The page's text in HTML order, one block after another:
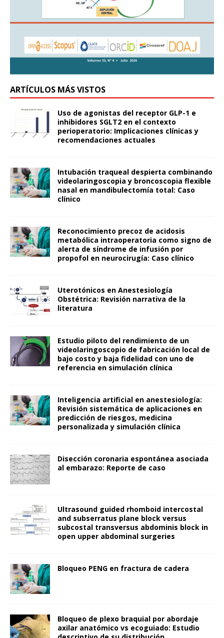
ARTÍCULOS MÁS VISTOS
Uso de agonistas del receptor GLP-1 e
inhibidores SGLT2 en el contexto
perioperatorio: Implicaciones clínicas y
recomendaciones actuales
Intubación traqueal despierta combinando
videolaringoscopia y broncoscopia flexible
nasal en mandibulectomía total: Caso
clínico
Reconocimiento precoz de acidosis
metabólica intraoperatoria como signo de
alerta de síndrome de infusión por
propofol en neurocirugía: Caso clínico
Uterotónicos en Anestesiología
Obstétrica: Revisión narrativa de la
literatura
Estudio piloto del rendimiento de un
videolaringoscopio de fabricación local de
bajo costo y baja fidelidad con uno de
referencia en simulación clínica
Inteligencia artificial en anestesiología:
Revisión sistemática de aplicaciones en
predicción de riesgos, medicina
personalizada y simulación clínica
Disección coronaria espontánea asociada
al embarazo: Reporte de caso
Ultrasound guided rhomboid intercostal
and subserratus plane block versus
subcostal transversus abdominis block in
open upper abdominal surgeries
Bloqueo PENG en fractura de cadera
Bloqueo de plexo braquial por abordaje
axilar anatómico vs ecoguiado: Estudio